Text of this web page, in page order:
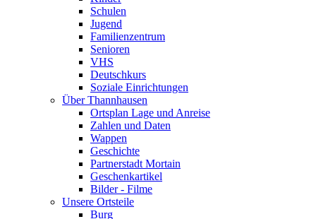
Schulen
Jugend
Familienzentrum
Senioren
VHS
Deutschkurs
Soziale Einrichtungen
Über Thannhausen
Ortsplan Lage und Anreise
Zahlen und Daten
Wappen
Geschichte
Partnerstadt Mortain
Geschenkartikel
Bilder - Filme
Unsere Ortsteile
Burg